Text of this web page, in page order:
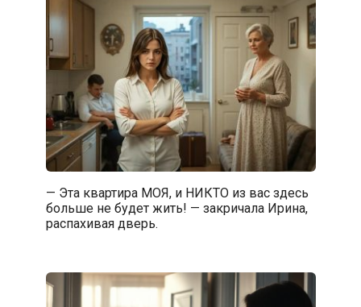
— Эта квартира МОЯ, и НИКТО из вас здесь
больше не будет жить! — закричала Ирина,
распахивая дверь.